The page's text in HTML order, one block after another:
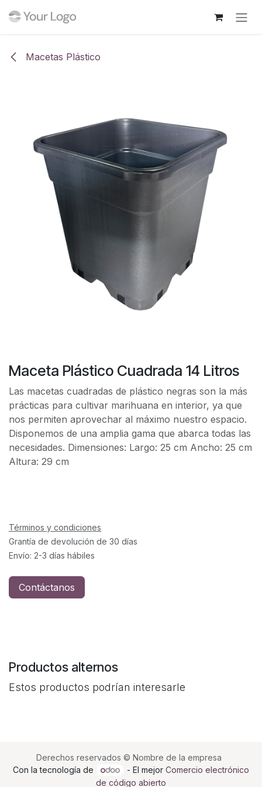
Macetas Plástico
Maceta Plástico Cuadrada 14 Litros
Las macetas cuadradas de plástico negras son la más
prácticas para cultivar marihuana en interior, ya que
nos permiten aprovechar al máximo nuestro espacio.
Disponemos de una amplia gama que abarca todas las
necesidades. Dimensiones: Largo: 25 cm Ancho: 25 cm
Altura: 29 cm
Términos y condiciones
Grantía de devolución de 30 días
Envío: 2-3 días hábiles
Contáctanos
Productos alternos
Estos productos podrían interesarle
Derechos reservados © Nombre de la empresa
Con la tecnología de
- El mejor Comercio electrónico
de código abierto